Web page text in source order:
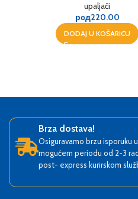
upaljači
рсд220.00
DODAJ U KOŠARICU
Brza dostava!
Osiguravamo brzu isporuku
mogućem periodu od 2-3
post- express kurirskom